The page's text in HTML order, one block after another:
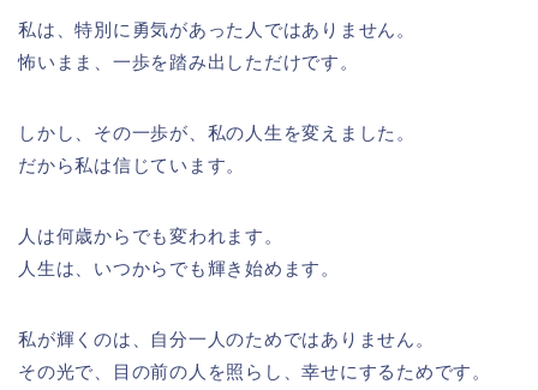
私は、特別に勇気があった人ではありません。
怖いまま、一歩を踏み出しただけです。
しかし、その一歩が、私の人生を変えました。
だから私は信じています。
人は何歳からでも変われます。
人生は、いつからでも輝き始めます。
私が輝くのは、自分一人のためではありません。
その光で、目の前の人を照らし、幸せにするためです。